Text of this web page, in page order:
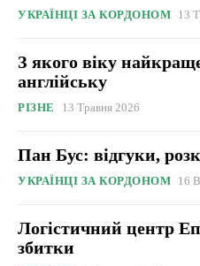
УКРАЇНЦІ ЗА КОРДОНОМ 13
З якого віку
англійську
РІЗНЕ 13 Травня 2026
Пан Бус: відгуки,
УКРАЇНЦІ ЗА КОРДОНОМ 16
Логістичний центр
збитки